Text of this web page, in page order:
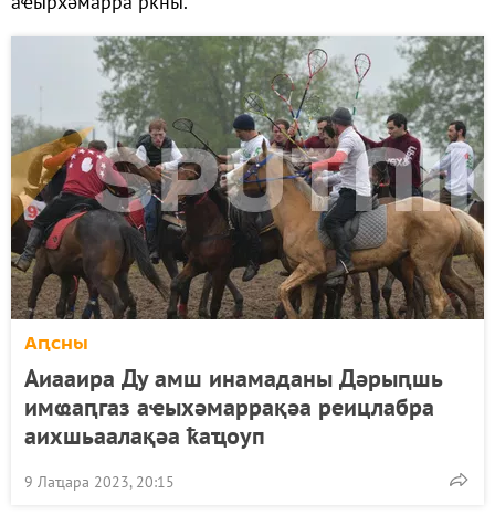
Аԥсны
Аиааира Ду амш инамаданы Дәрыԥшь
имҩаԥгаз аҽыхәмаррақәа реицлабра
аихшьаалақәа ҟаҵоуп
9 Лаҵара 2023, 20:15